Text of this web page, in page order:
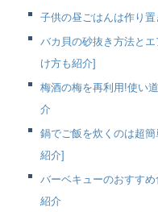
子供の昼ごはんは作り
バカ貝の砂抜き方法と
け方も紹介]
梅酒の梅を再利用!使い
介
鍋でご飯を炊くのは超
紹介]
バーベキューのおすす
紹介